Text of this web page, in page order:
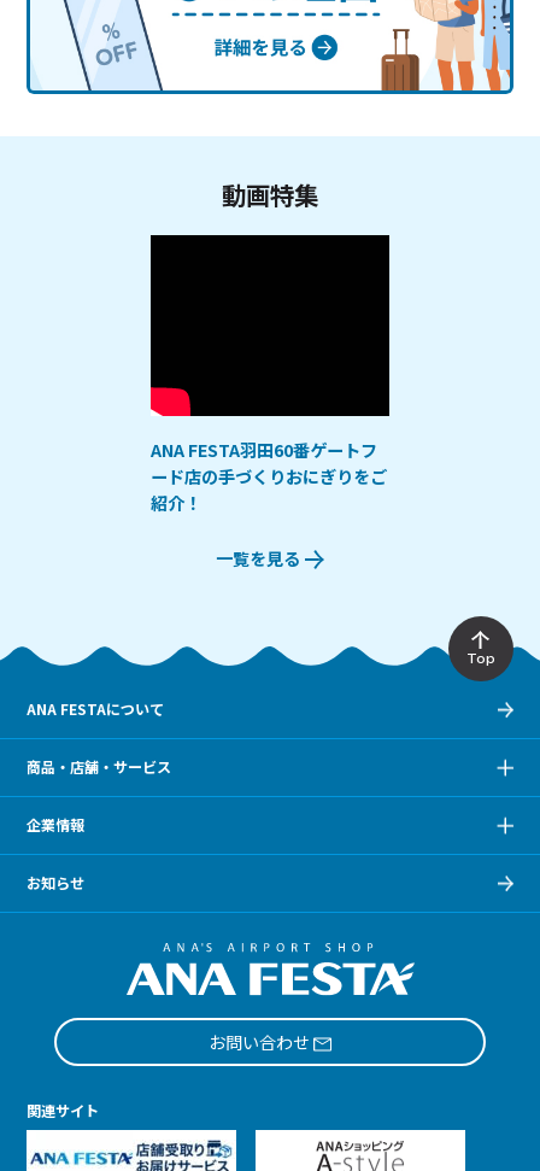
動画特集
ANA FESTA羽田60番ゲートフ
ード店の手づくりおにぎりをご
紹介！
一覧を見る
Top
ANA FESTAについて
商品・店舗・サービス
企業情報
お知らせ
お問い合わせ
関連サイト